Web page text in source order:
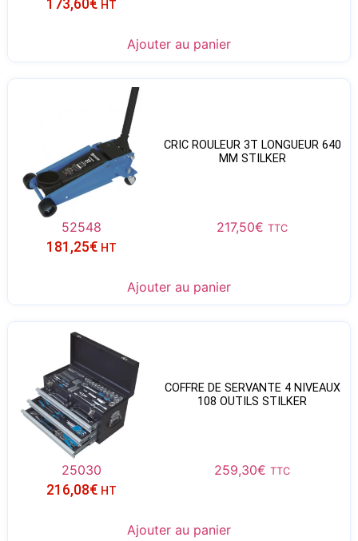
173,60€ HT
Ajouter au panier
CRIC ROULEUR 3T LONGUEUR 640
MM STILKER
52548 217,50€ TTC
181,25€ HT
Ajouter au panier
COFFRE DE SERVANTE 4 NIVEAUX
108 OUTILS STILKER
25030 259,30€ TTC
216,08€ HT
Ajouter au panier